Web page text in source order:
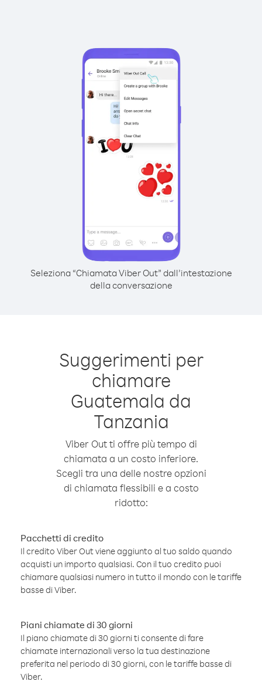
Seleziona “Chiamata Viber Out” dall’intestazione
della conversazione
Suggerimenti per
chiamare
Guatemala da
Tanzania
Viber Out ti offre più tempo di
chiamata a un costo inferiore.
Scegli tra una delle nostre opzioni
di chiamata flessibili e a costo
ridotto:
Pacchetti di credito
Il credito Viber Out viene aggiunto al tuo saldo quando
acquisti un importo qualsiasi. Con il tuo credito puoi
chiamare qualsiasi numero in tutto il mondo con le tariffe
basse di Viber.
Piani chiamate di 30 giorni
Il piano chiamate di 30 giorni ti consente di fare
chiamate internazionali verso la tua destinazione
preferita nel periodo di 30 giorni, con le tariffe basse di
Viber.